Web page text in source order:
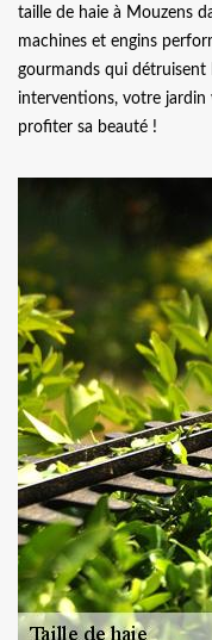
taille de haie à Mouzens
machines et engins
gourmands qui détruisent
interventions, votre jardin
profiter sa beauté !